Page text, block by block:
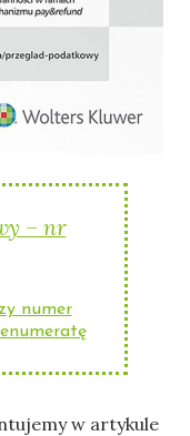
– nr
numer
w artykule